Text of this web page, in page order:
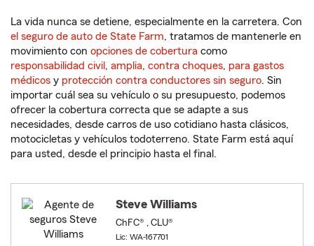
La vida nunca se detiene, especialmente en la carretera. Con
el seguro de auto de State Farm, tratamos de mantenerle en
movimiento con opciones de cobertura como
responsabilidad civil , amplia, contra choques, para gastos
médicos y protección contra conductores sin seguro. Sin
importar cuál sea su vehículo o su presupuesto, podemos
ofrecer la cobertura correcta que se adapte a sus
necesidades, desde carros de uso cotidiano hasta clásicos,
motocicletas y vehículos todoterreno. State Farm está aquí
para usted, desde el principio hasta el final.
Steve Williams
ChFC® , CLU®
Lic: WA-167701